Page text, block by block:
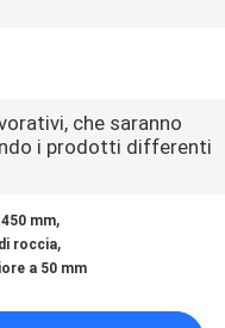
che saranno
i prodotti differenti
mm,
roccia,
a 50 mm